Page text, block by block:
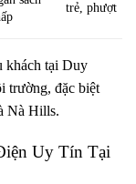
trẻ, phượt
khách tại Duy
trường, đặc biệt
Nà Hills.
Uy Tín Tại